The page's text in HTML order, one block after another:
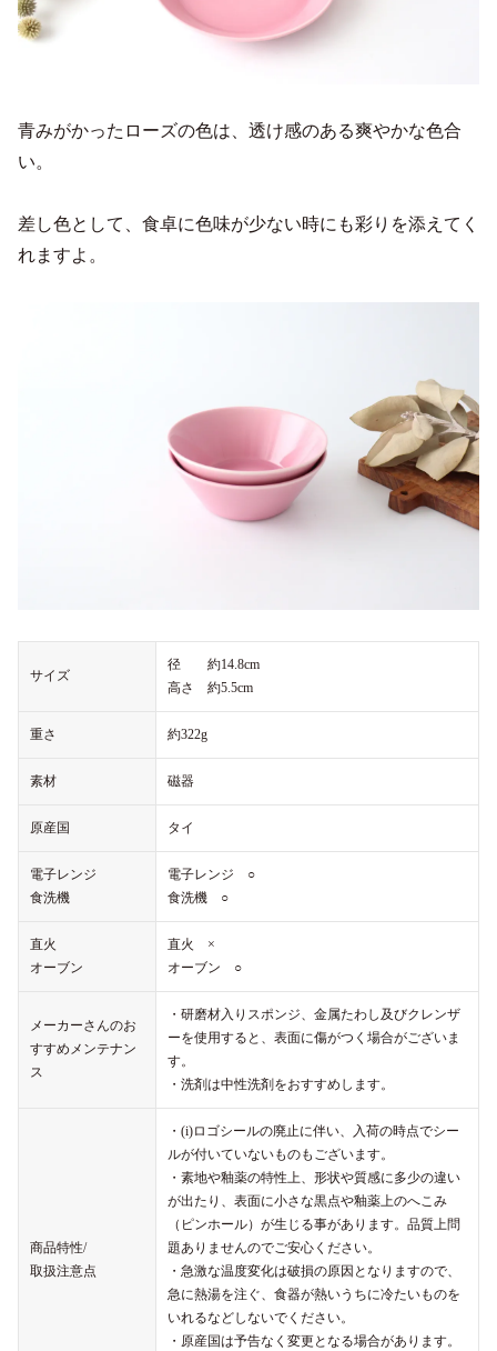
青みがかったローズの色は、透け感のある爽やかな色合
い。
差し色として、食卓に色味が少ない時にも彩りを添えてく
れますよ。
サイズ
径 約14.8cm
高さ 約5.5cm
重さ 約322g
素材 磁器
原産国 タイ
電子レンジ
食洗機
電子レンジ ○
食洗機 ○
直火
オーブン
直火 ×
オーブン ○
メーカーさんのお
すすめメンテナン
ス
・研磨材入りスポンジ、金属たわし及びクレンザ
ーを使用すると、表面に傷がつく場合がございま
す。
・洗剤は中性洗剤をおすすめします。
商品特性/
取扱注意点
・(i)ロゴシールの廃止に伴い、入荷の時点でシー
ルが付いていないものもございます。
・素地や釉薬の特性上、形状や質感に多少の違い
が出たり、表面に小さな黒点や釉薬上のへこみ
（ピンホール）が生じる事があります。品質上問
題ありませんのでご安心ください。
・急激な温度変化は破損の原因となりますので、
急に熱湯を注ぐ、食器が熱いうちに冷たいものを
いれるなどしないでください。
・原産国は予告なく変更となる場合があります。